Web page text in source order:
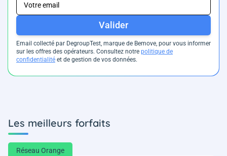
Valider
Email collecté par DegroupTest, marque de Bemove, pour vous informer
sur les offres des opérateurs. Consultez notre politique de
confidentialité et de gestion de vos données.
Les meilleurs forfaits
Réseau Orange